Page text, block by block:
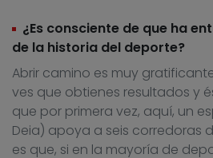
¿Es consciente de que ha
de la historia del deporte?
Abrir camino es muy
ves que obtienes resultados y
que por primera vez, aquí, un
Deia) apoya a seis corredoras
es que, si en la mayoría de